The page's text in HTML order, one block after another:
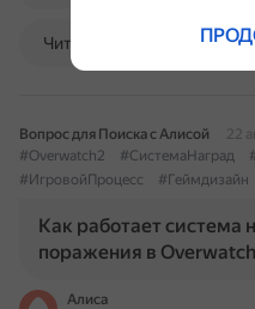
Читать далее
Вопрос для Поиска с Алисой
22
#Overwatch2
#СистемаНаград
#ИгровойПроцесс
#Геймдизайн
Как работает система
поражения в
Алиса